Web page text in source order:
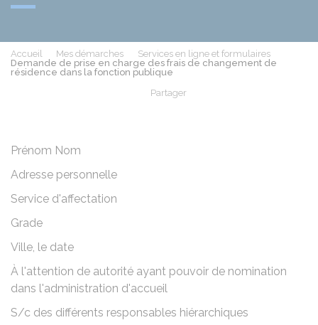
Accueil Mes démarches
Services en ligne et formulaires
Demande de prise en charge des frais de changement de
résidence dans la fonction publique
Partager
Prénom Nom
Adresse personnelle
Service d'affectation
Grade
Ville, le date
À l'attention de autorité ayant pouvoir de nomination
dans l'administration d'accueil
S/c des différents responsables hiérarchiques